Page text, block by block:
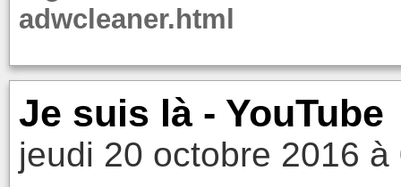
adwcleaner.html
Je suis là - YouTube
jeudi 20 octobre 2016 à